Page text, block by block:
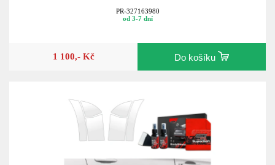
PR-327163980
od 3-7 dní
1 100,- Kč Do košíku